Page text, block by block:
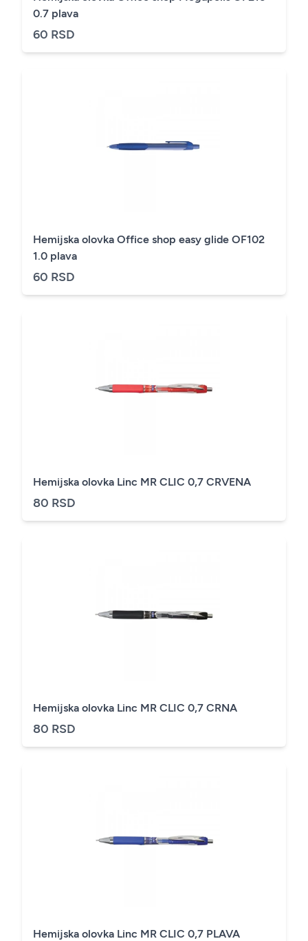
0.7 plava
60 RSD
Hemijska olovka Office shop easy glide OF102
1.0 plava
60 RSD
Hemijska olovka Linc MR CLIC 0,7 CRVENA
80 RSD
Hemijska olovka Linc MR CLIC 0,7 CRNA
80 RSD
Hemijska olovka Linc MR CLIC 0,7 PLAVA